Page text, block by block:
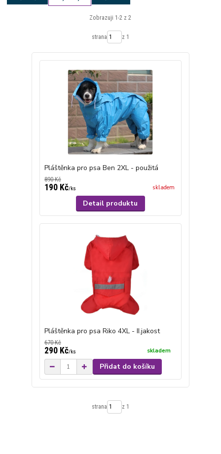
Zobrazuji 1-2 z 2
strana z 1
Pláštěnka pro psa Ben 2XL - použitá
890 Kč
190 Kč/ks skladem
Detail produktu
Pláštěnka pro psa Riko 4XL - II.jakost
670 Kč
290 Kč/ks skladem
Přidat do košíku
strana z 1